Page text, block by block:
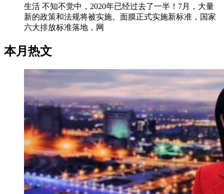
生活 不知不觉中，2020年已经过去了一半！7月，大量
新的政策和法规将被实施。面膜正式实施新标准，国家
六大排放标准落地，网
本月热文